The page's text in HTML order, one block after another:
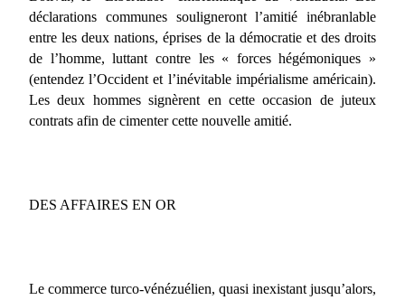
déclarations communes souligneront l’amitié inébranlable
entre les deux nations, éprises de la démocratie et des droits
de l’homme, luttant contre les « forces hégémoniques »
(entendez l’Occident et l’inévitable impérialisme américain).
Les deux hommes signèrent en cette occasion de juteux
contrats afin de cimenter cette nouvelle amitié.
DES AFFAIRES EN OR
Le commerce turco-vénézuélien, quasi inexistant jusqu’alors,